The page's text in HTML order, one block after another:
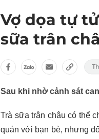
Vợ dọa tự
sữa trân
Sau khi nhờ cảnh sát
Trà sữa trân châu có thể
quán với bạn bè, nhưng